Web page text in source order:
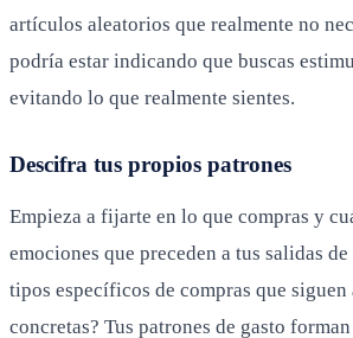
artículos aleatorios que realmente no
podría estar indicando que buscas
evitando lo que realmente sientes.
Descifra tus propios patrones
Empieza a fijarte en lo que compras y
emociones que preceden a tus salidas
tipos específicos de compras que siguen
concretas? Tus patrones de gasto